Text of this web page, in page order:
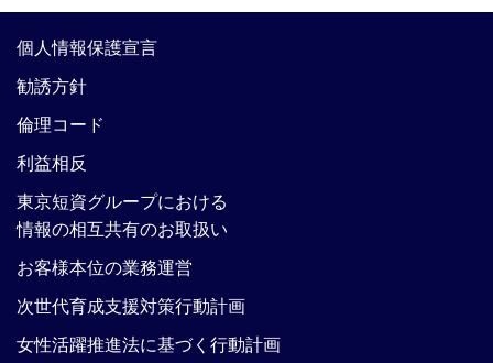
個人情報保護宣言
勧誘方針
倫理コード
利益相反
東京短資グループにおける
情報の相互共有のお取扱い
お客様本位の業務運営
次世代育成支援対策行動計画
女性活躍推進法に基づく行動計画